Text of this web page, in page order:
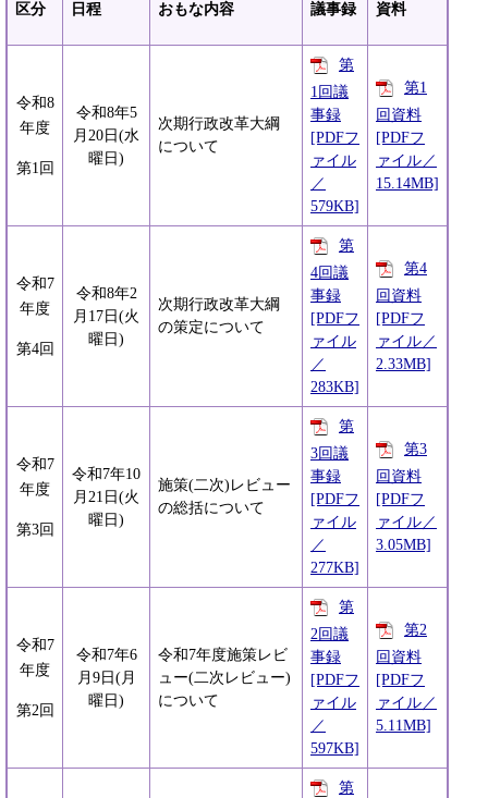
区分 日程 おもな内容 議事録 資料
令和8
年度
第1回
令和8年5
月20日(水
曜日)
次期行政改革大綱
について
第
1回議
事録
[PDFフ
ァイル
／
579KB]
第1
回資料
[PDFフ
ァイル／
15.14MB]
令和7
年度
第4回
令和8年2
月17日(火
曜日)
次期行政改革大綱
の策定について
第
4回議
事録
[PDFフ
ァイル
／
283KB]
第4
回資料
[PDFフ
ァイル／
2.33MB]
令和7
年度
第3回
令和7年10
月21日(火
曜日)
施策(二次)レビュー
の総括について
第
3回議
事録
[PDFフ
ァイル
／
277KB]
第3
回資料
[PDFフ
ァイル／
3.05MB]
令和7
年度
第2回
令和7年6
月9日(月
曜日)
令和7年度施策レビ
ュー(二次レビュー)
について
第
2回議
事録
[PDFフ
ァイル
／
597KB]
第2
回資料
[PDFフ
ァイル／
5.11MB]
第